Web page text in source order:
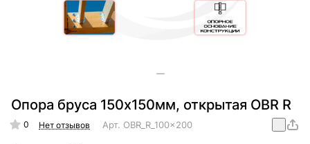
Опора бруса 150х150мм, открытая OBR R
0 Нет отзывов Арт. OBR_R_100x200